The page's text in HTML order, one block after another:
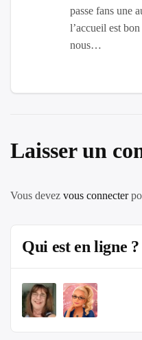
passe fans une
l’accueil est
nous…
Laisser un
Vous devez vous connecter
Qui est en ligne ?